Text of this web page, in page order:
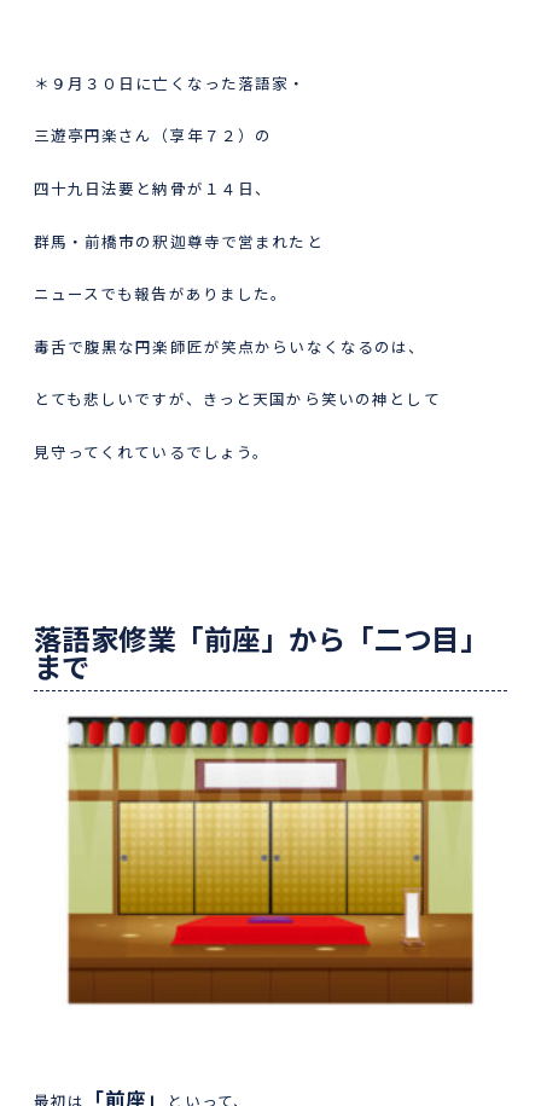
＊９月３０日に亡くなった落語家・
三遊亭円楽さん（享年７２）の
四十九日法要と納骨が１４日、
群馬・前橋市の釈迦尊寺で営まれたと
ニュースでも報告がありました。
毒舌で腹黒な円楽師匠が笑点からいなくなるのは、
とても悲しいですが、きっと天国から笑いの神として
見守ってくれているでしょう。
落語家修業「前座」から「二つ目」
まで
最初は 「前座」 といって、